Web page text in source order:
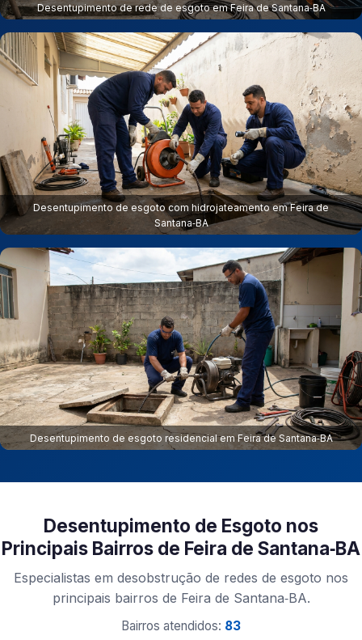
Desentupimento de rede de esgoto em Feira de Santana‑BA
Desentupimento de esgoto com hidrojateamento em Feira de
Santana‑BA
Desentupimento de esgoto residencial em Feira de Santana‑BA
Desentupimento de Esgoto nos
Principais Bairros de Feira de Santana‑BA
Especialistas em desobstrução de redes de esgoto nos
principais bairros de Feira de Santana‑BA.
Bairros atendidos: 83